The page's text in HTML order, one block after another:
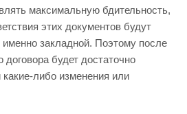
максимальную бдительность,
этих документов будут
именно закладной. Поэтому после
договора будет достаточно
либо изменения или